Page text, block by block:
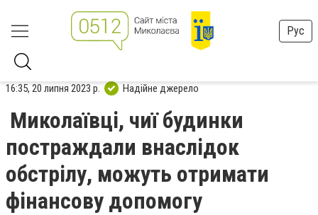
Рус
16:35, 20 липня 2023 р. Надійне джерело
Миколаївці, чиї будинки
постраждали внаслідок
обстрілу, можуть отримати
фінансову допомогу